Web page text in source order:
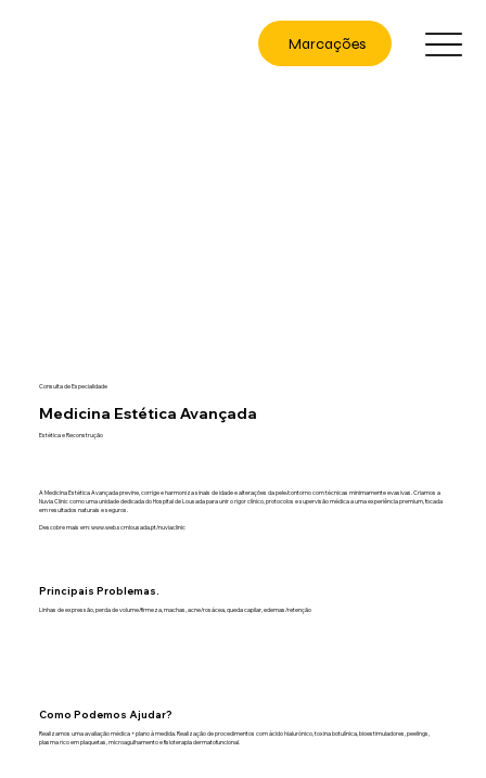
Marcações
Estética e Reconstrução
Medicina Estética Avançada
Consulta de Especialidade
A Medicina Estética Avançada previne, corrige e harmoniza sinais de idade e alterações da pele/contorno com técnicas minimamente evasivas. Criamos a
Nuvia Clinic como uma unidade dedicada do Hospital de Lousada para unir o rigor clínico, protocolos e supervisão médica a uma experiência premium, focada
em resultados naturais e seguros.
Descobre mais em:www.web.scmlousada.pt/nuviaclinic
Principais Problemas.
Linhas de expressão, perda de volume/firmeza, machas, acne/rosácea, queda capilar, edemas/retenção
Como Podemos Ajudar?
Realizamos uma avaliação médica + plano à medida. Realização de procedimentos com ácido hialurónico, toxina botulínica, bioestimuladores, peelings,
plasma rico em plaquetas, microagulhamento e fisioterapia dermatofuncional.